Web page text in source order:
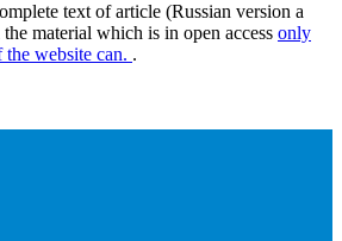
text of article (Russian version a
material which is in open access only
website can. .